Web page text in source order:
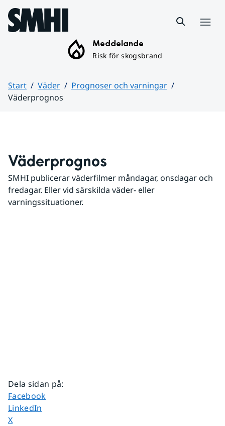
Hoppa till sidans innehåll
Meddelande
Risk för skogsbrand
Start Väder
Prognoser och varningar
Väderprognos
Väderprognos
SMHI publicerar väderfilmer måndagar, onsdagar och
fredagar. Eller vid särskilda väder- eller
varningssituationer.
Dela sidan på:
Dela sidan på
Facebook
Dela sidan på
LinkedIn
Dela sidan på
X